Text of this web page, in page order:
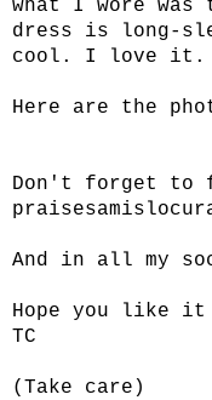
what I wore was
dress is long-
cool. I love it.
Here are the
Don't forget to
And in all my
Hope you like it
TC
(Take care)